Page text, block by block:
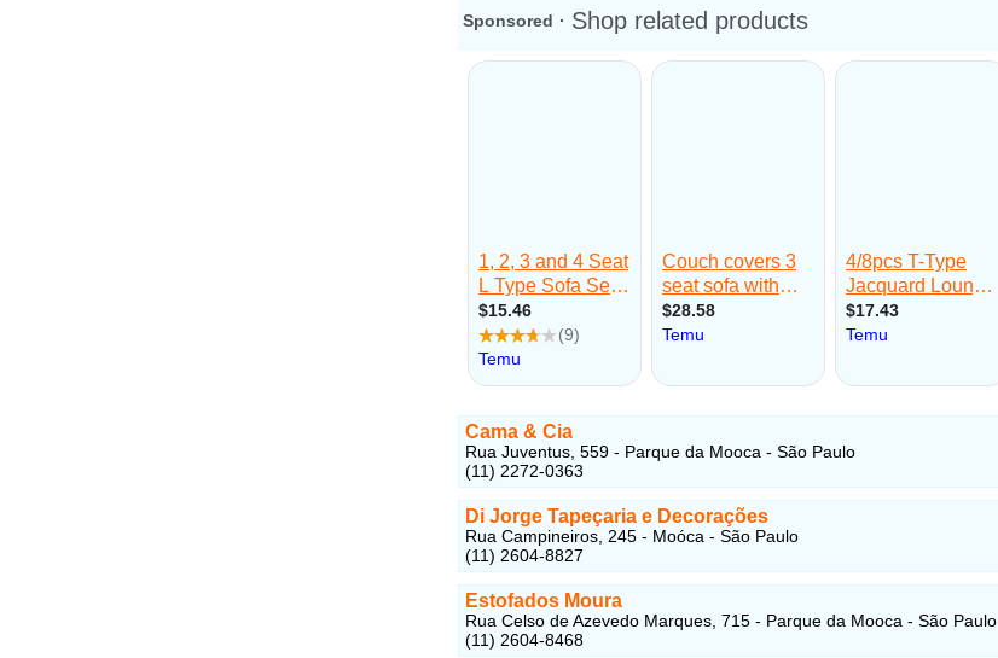
Cama & Cia
Rua Juventus, 559 - Parque da Mooca - São Paulo
(11) 2272-0363
Di Jorge Tapeçaria e Decorações
Rua Campineiros, 245 - Moóca - São Paulo
(11) 2604-8827
Estofados Moura
Rua Celso de Azevedo Marques, 715 - Parque da Mooca - São Paulo
(11) 2604-8468